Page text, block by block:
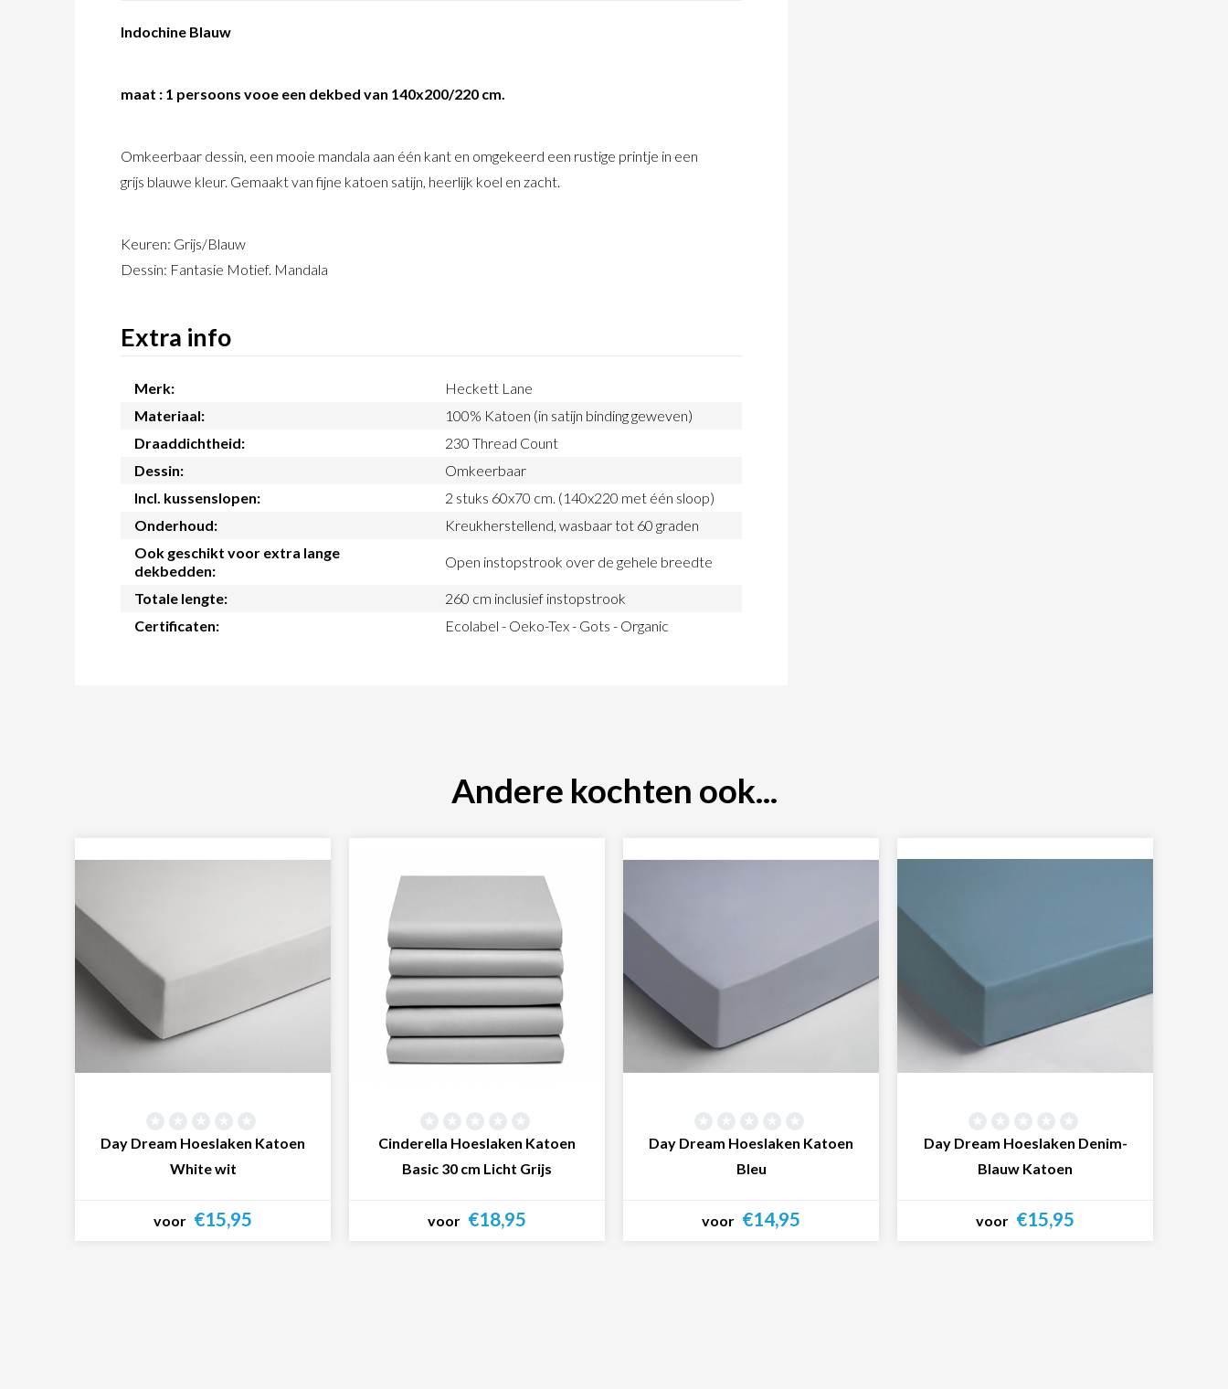
Indochine Blauw
maat : 1 persoons vooe een dekbed van 140x200/220 cm.
Omkeerbaar dessin, een mooie mandala aan één kant en omgekeerd een rustige printje in een
grijs blauwe kleur. Gemaakt van fijne katoen satijn, heerlijk koel en zacht.
Keuren: Grijs/Blauw
Dessin: Fantasie Motief. Mandala
Extra info
Merk:
Heckett Lane
Materiaal:
100% Katoen (in satijn binding geweven)
Draaddichtheid:
230 Thread Count
Dessin:
Omkeerbaar
Incl. kussenslopen:
2 stuks 60x70 cm. (140x220 met één sloop)
Onderhoud:
Kreukherstellend, wasbaar tot 60 graden
Ook geschikt voor extra lange
dekbedden:
Open instopstrook over de gehele breedte
Totale lengte:
260 cm inclusief instopstrook
Certificaten:
Ecolabel - Oeko-Tex - Gots - Organic
Andere kochten ook...
Day Dream Hoeslaken Katoen
White wit
voor €15,95
Cinderella Hoeslaken Katoen
Basic 30 cm Licht Grijs
voor €18,95
Day Dream Hoeslaken Katoen
Bleu
voor €14,95
Day Dream Hoeslaken Denim-
Blauw Katoen
voor €15,95